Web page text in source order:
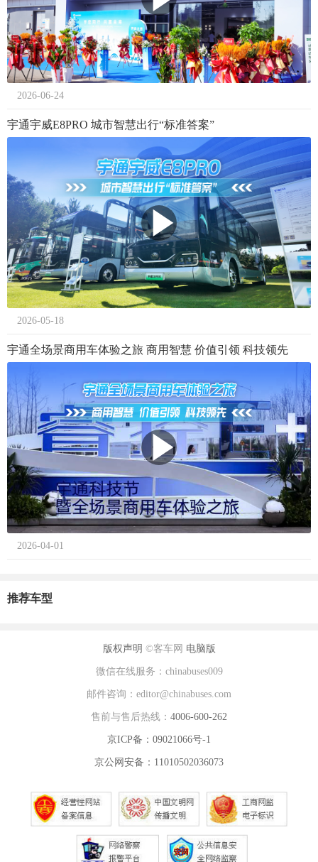
2026-06-24
宇通宇威E8PRO 城市智慧出行“标准答案”
2026-05-18
宇通全场景商用车体验之旅 商用智慧 价值引领 科技领先
2026-04-01
推荐车型
版权声明 ©客车网 电脑版
微信在线服务：chinabuses009
邮件咨询：editor@chinabuses.com
售前与售后热线： 4006-600-262
京ICP备：09021066号-1
京公网安备：11010502036073